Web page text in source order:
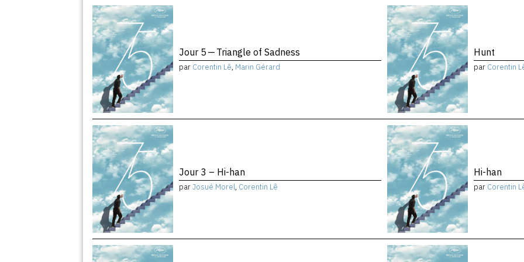
Jour 5 — Triangle of Sadness
par Corentin Lê, Marin Gérard
Hunt
par Corentin
Jour 3 – Hi-han
parJosué Morel, Corentin Lê
Hi-han
par Corentin